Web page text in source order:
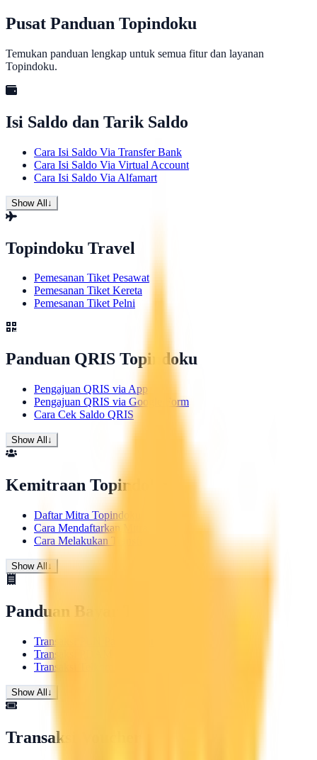
Pusat Panduan Topindoku
Temukan panduan lengkap untuk semua fitur dan layanan
Topindoku.
Isi Saldo dan Tarik Saldo
Cara Isi Saldo Via Transfer Bank
Cara Isi Saldo Via Virtual Account
Cara Isi Saldo Via Alfamart
Show All↓
Topindoku Travel
Pemesanan Tiket Pesawat
Pemesanan Tiket Kereta
Pemesanan Tiket Pelni
Panduan QRIS Topindoku
Pengajuan QRIS via App
Pengajuan QRIS via Google Form
Cara Cek Saldo QRIS
Show All ↓
Kemitraan Topindoku
Daftar Mitra Topindoku
Cara Mendaftarkan Mitra
Cara Melakukan Transfer Saldo
Show All↓
Panduan Bayar Tagihan
Transaksi PLN Pascabayar
Transaksi PDAM
Transaksi Telkom
Show All ↓
Transaksi Voucher